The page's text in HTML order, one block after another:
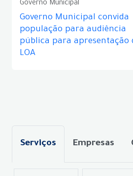
Governo Municipal
Governo Municipal convida
população para audiência
pública para apresentação
LOA
Serviços Empresas